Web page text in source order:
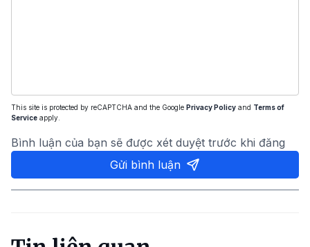
This site is protected by reCAPTCHA and the Google Privacy Policy and Terms of
Service apply.
Bình luận của bạn sẽ được xét duyệt trước khi đăng
Gửi bình luận